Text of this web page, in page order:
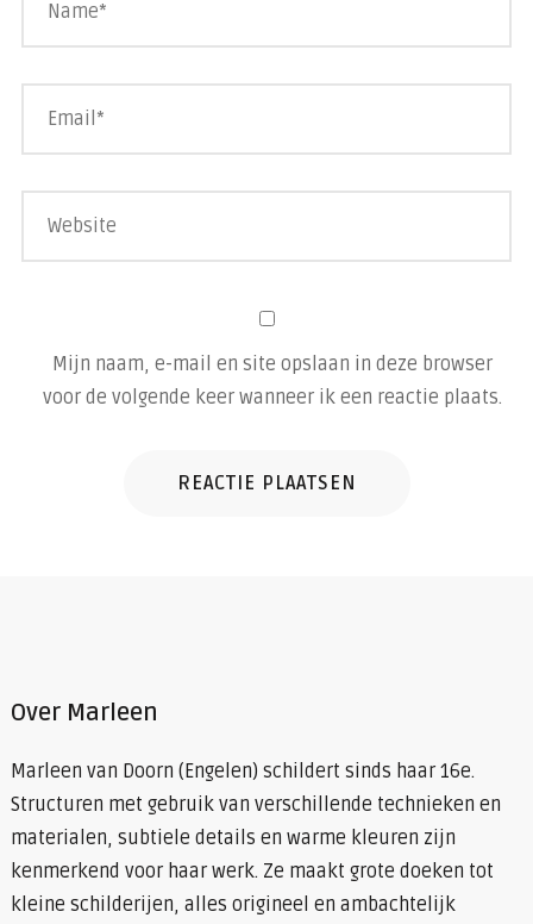
Mijn naam, e-mail en site opslaan in deze browser
voor de volgende keer wanneer ik een reactie plaats.
Over Marleen
Marleen van Doorn (Engelen) schildert sinds haar 16e.
Structuren met gebruik van verschillende technieken en
materialen, subtiele details en warme kleuren zijn
kenmerkend voor haar werk. Ze maakt grote doeken tot
kleine schilderijen, alles origineel en ambachtelijk